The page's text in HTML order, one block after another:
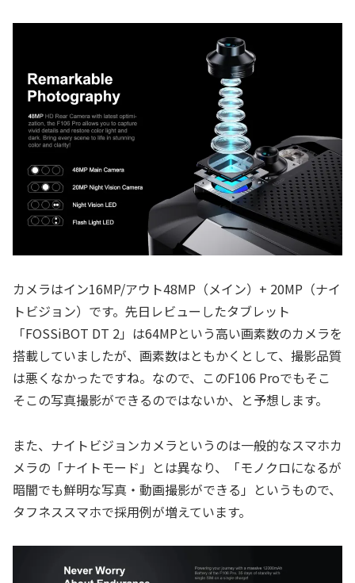
カメラはイン16MP/アウト48MP（メイン）+ 20MP（ナイ
トビジョン）です。先日レビューしたタブレット
「FOSSiBOT DT 2」は64MPという高い画素数のカメラを
搭載していましたが、画素数はともかくとして、撮影品質
は悪くなかったですね。なので、このF106 Proでもそこ
そこの写真撮影ができるのではないか、と予想します。
また、ナイトビジョンカメラというのは一般的なスマホカ
メラの「ナイトモード」とは異なり、「モノクロになるが
暗闇でも鮮明な写真・動画撮影ができる」というもので、
タフネススマホで採用例が増えています。